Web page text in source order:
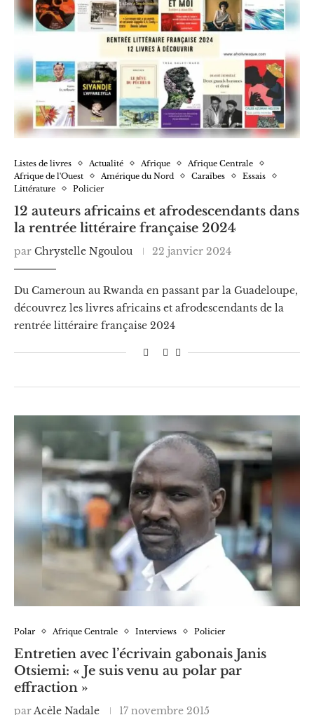
Listes de livres Actualité Afrique
Afrique Centrale
Afrique de l'Ouest
Amérique du Nord Caraïbes
Essais
Littérature
Policier
12 auteurs africains et afrodescendants dans
la rentrée littéraire française 2024
par Chrystelle Ngoulou 22 janvier 2024
Du Cameroun au Rwanda en passant par la Guadeloupe,
découvrez les livres africains et afrodescendants de la
rentrée littéraire française 2024
Polar Afrique Centrale Interviews Policier
Entretien avec l’écrivain gabonais Janis
Otsiemi: « Je suis venu au polar par
effraction »
parAcèle Nadale 17 novembre 2015